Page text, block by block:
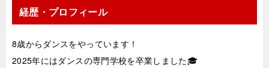
経歴・プロフィール
8歳からダンスをやっています！
2025年にはダンスの専門学校を卒業しました🎓